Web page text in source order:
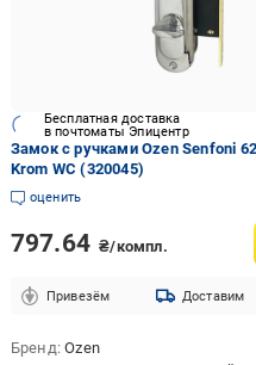
Бесплатная доставка
в почтоматы Эпицентр
Замок с ручками Ozen Senfoni
Krom WC (320045)
оценить
797.64 ₴/компл.
Привезём Доставим
Бренд Ozen